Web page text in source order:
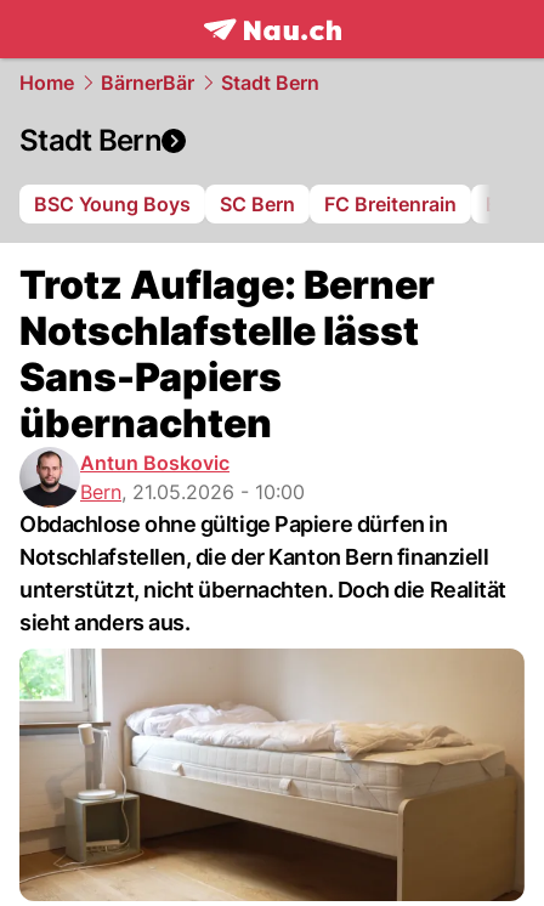
frontpage.NAU.ch
Home BärnerBär Stadt Bern
Stadt Bern
BSC Young Boys SC Bern FC Breitenrain BSV
Trotz Auflage: Berner
Notschlafstelle lässt
Sans-Papiers
übernachten
Antun Boskovic
Bern, 21.05.2026 - 10:00
Obdachlose ohne gültige Papiere dürfen in
Notschlafstellen, die der Kanton Bern finanziell
unterstützt, nicht übernachten. Doch die Realität
sieht anders aus.